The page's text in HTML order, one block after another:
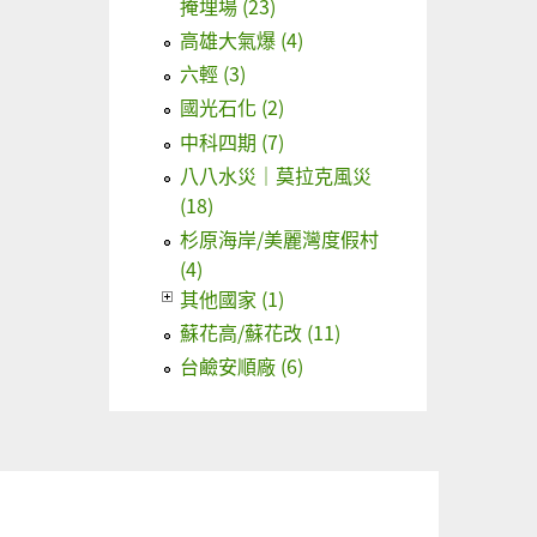
掩埋場 (23)
高雄大氣爆 (4)
六輕 (3)
國光石化 (2)
中科四期 (7)
八八水災｜莫拉克風災
(18)
杉原海岸/美麗灣度假村
(4)
其他國家 (1)
蘇花高/蘇花改 (11)
台鹼安順廠 (6)